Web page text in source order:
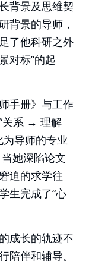
背景及思维契
背景的导师，
了他科研之外
对标”的起
手册》与工作
关系 → 理解
导师的专业
她深陷论文
迫的求学往
生完成了“心
成长的轨迹不
陪伴和辅导。